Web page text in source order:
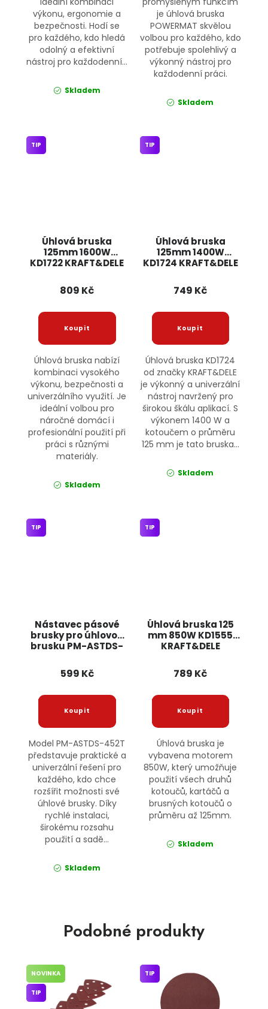
výkonu, ergonomie a
bezpečnosti. Hodí se
pro každého, kdo hledá
odolný a efektivní
nástroj pro každodenní...
Skladem
je úhlová bruska
POWERMAT skvělou
volbou pro každého, kdo
potřebuje spolehlivý a
výkonný nástroj pro
každodenní práci.
Skladem
Úhlová bruska
125mm 1600W
KD1722 KRAFT&DELE
TIP
809 Kč
Úhlová bruska nabízí
kombinaci vysokého
výkonu, bezpečnosti a
univerzálního využití. Je
ideální volbou pro
náročné domácí i
profesionální použití při
práci s různými
materiály.
Skladem
Úhlová bruska
125mm 1400W
KD1724 KRAFT&DELE
TIP
749 Kč
Úhlová bruska KD1724
od značky KRAFT&DELE
je výkonný a univerzální
nástroj navržený pro
širokou škálu aplikací. S
výkonem 1400 W a
kotoučem o průměru
125 mm je tato bruska...
Skladem
Nástavec pásové
brusky pro úhlovou
brusku PM-ASTDS-
TIP
599 Kč
Model PM-ASTDS-452T
představuje praktické a
univerzální řešení pro
každého, kdo chce
rozšířit možnosti své
úhlové brusky. Díky
rychlé instalaci,
širokému rozsahu
použití a sadě...
Skladem
Úhlová bruska 125
mm 850W KD1555
KRAFT&DELE
TIP
789 Kč
Úhlová bruska je
vybavena motorem
850W, který umožňuje
použití všech druhů
kotoučů, kartáčů a
brusných kotoučů o
průměru až 125mm.
Skladem
Podobné produkty
NOVINKA
TIP
TIP